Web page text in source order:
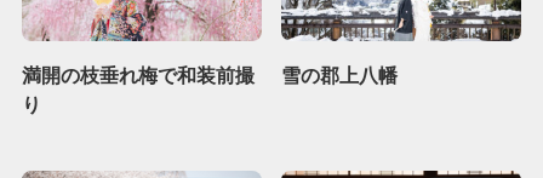
満開の枝垂れ梅で和装前撮
り
雪の郡上八幡